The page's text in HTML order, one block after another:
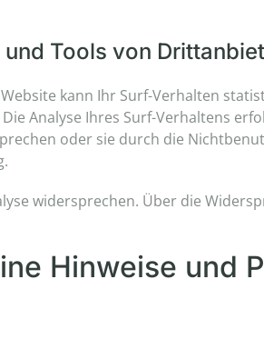
Tools von
kann Ihr Surf-Verhalten
Analyse Ihres Surf-Verhaltens
oder sie durch die
widersprechen. Über die
Hinweise und